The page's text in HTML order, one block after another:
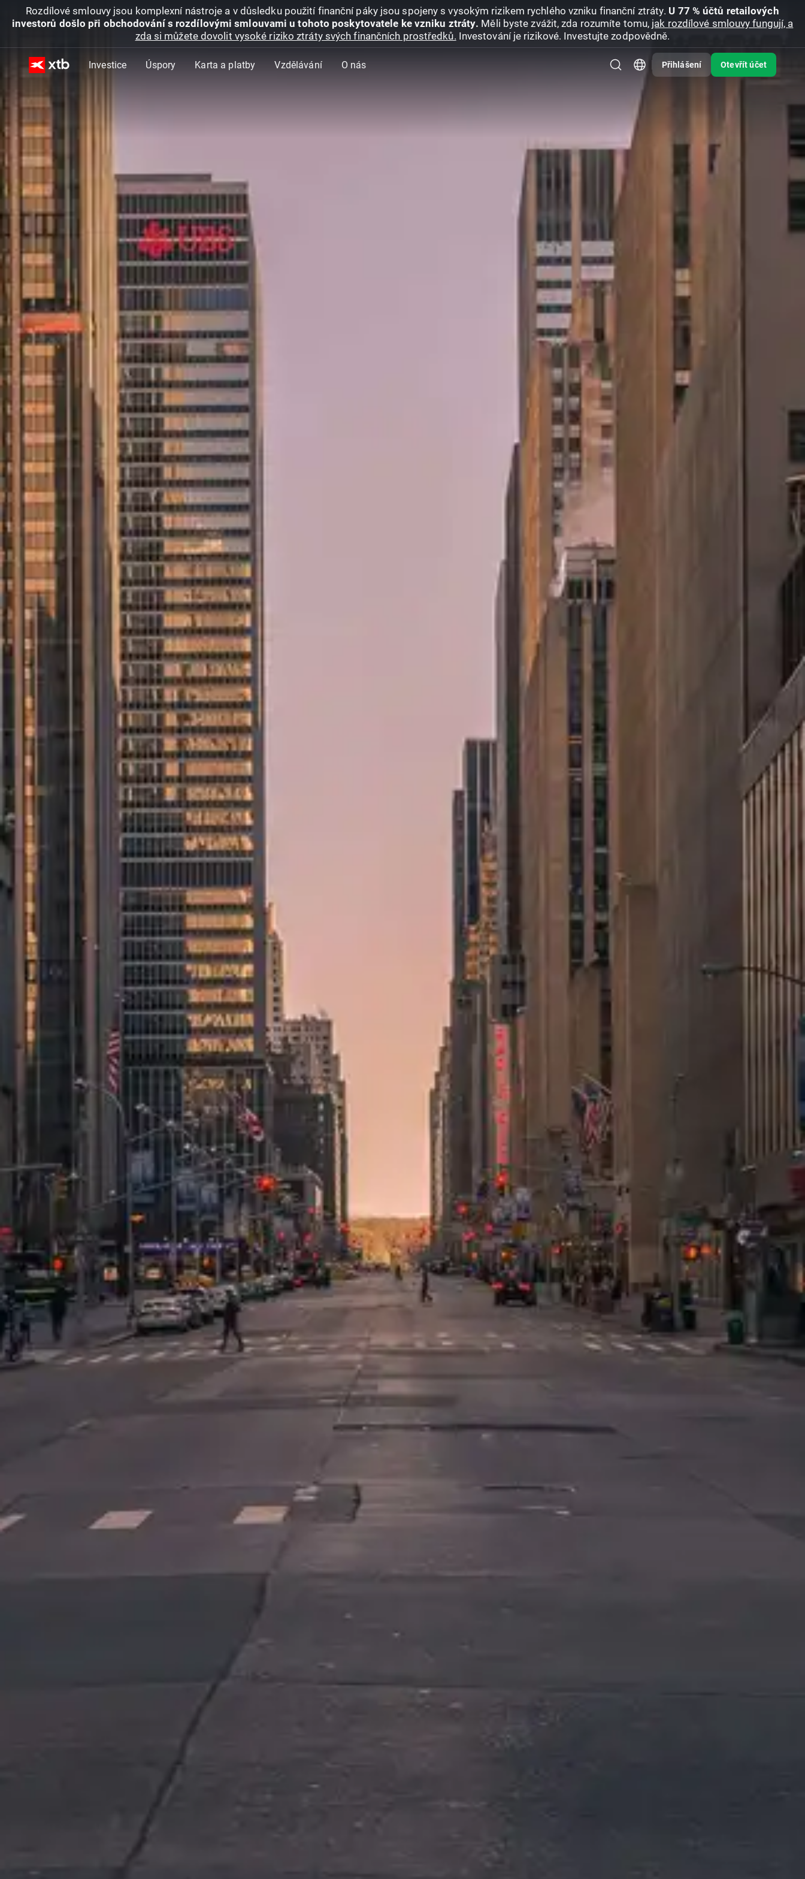
Rozdílové smlouvy jsou komplexní nástroje a v důsledku použití finanční páky jsou spojeny s vysokým rizikem rychlého vzniku finanční ztráty. U 77 % účtů retailových
investorů došlo při obchodování s rozdílovými smlouvami u tohoto poskytovatele ke vzniku ztráty. Měli byste zvážit, zda rozumíte tomu, jak rozdílové smlouvy fungují, a
zda si můžete dovolit vysoké riziko ztráty svých finančních prostředků. Investování je rizikové. Investujte zodpovědně.
Investice Úspory Karta a platby Vzdělávání O nás Přihlášení Otevřít účet